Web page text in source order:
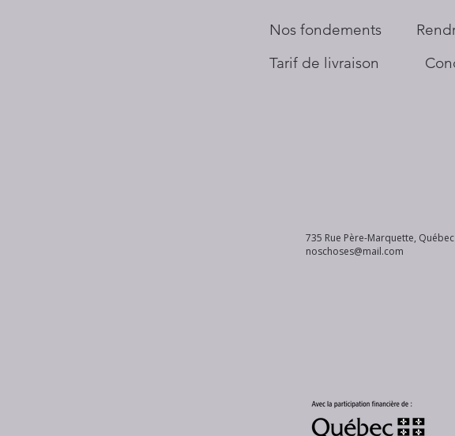
Nos fondements
Tarif de livraison
735 Rue Père-Marquette, Québec
noschoses@mail.com